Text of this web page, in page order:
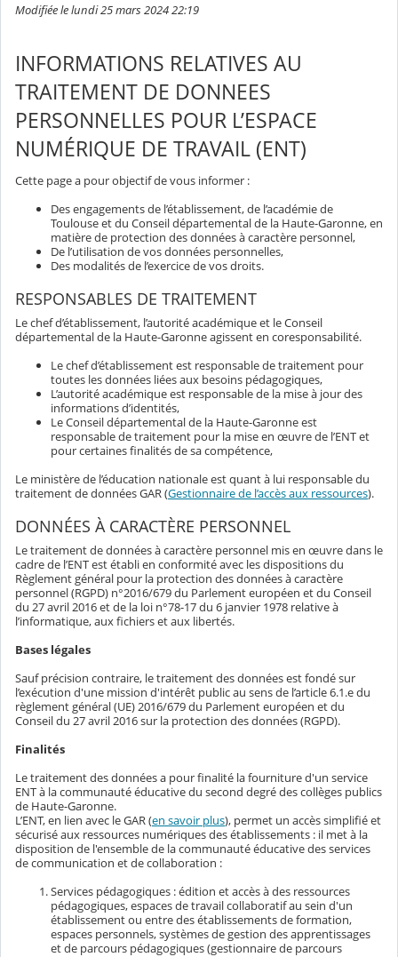
Modifiée le lundi 25 mars 2024 22:19
INFORMATIONS RELATIVES AU
TRAITEMENT DE DONNEES
PERSONNELLES POUR L’ESPACE
NUMÉRIQUE DE TRAVAIL (ENT)
Cette page a pour objectif de vous informer :
Des engagements de l’établissement, de l’académie de
Toulouse et du Conseil départemental de la Haute-Garonne, en
matière de protection des données à caractère personnel,
De l’utilisation de vos données personnelles,
Des modalités de l’exercice de vos droits.
RESPONSABLES DE TRAITEMENT
Le chef d’établissement, l’autorité académique et le Conseil
départemental de la Haute-Garonne agissent en coresponsabilité.
Le chef d’établissement est responsable de traitement pour
toutes les données liées aux besoins pédagogiques,
L’autorité académique est responsable de la mise à jour des
informations d’identités,
Le Conseil départemental de la Haute-Garonne est
responsable de traitement pour la mise en œuvre de l’ENT et
pour certaines finalités de sa compétence,
Le ministère de l’éducation nationale est quant à lui responsable du
traitement de données GAR (Gestionnaire de l’accès aux ressources).
DONNÉES À CARACTÈRE PERSONNEL
Le traitement de données à caractère personnel mis en œuvre dans le
cadre de l’ENT est établi en conformité avec les dispositions du
Règlement général pour la protection des données à caractère
personnel (RGPD) n°2016/679 du Parlement européen et du Conseil
du 27 avril 2016 et de la loi n°78-17 du 6 janvier 1978 relative à
l’informatique, aux fichiers et aux libertés.
Bases légales
Sauf précision contraire, le traitement des données est fondé sur
l’exécution d'une mission d'intérêt public au sens de l’article 6.1.e du
règlement général (UE) 2016/679 du Parlement européen et du
Conseil du 27 avril 2016 sur la protection des données (RGPD).
Finalités
Le traitement des données a pour finalité la fourniture d'un service
ENT à la communauté éducative du second degré des collèges publics
de Haute-Garonne.
L’ENT, en lien avec le GAR (en savoir plus), permet un accès simplifié et
sécurisé aux ressources numériques des établissements : il met à la
disposition de l'ensemble de la communauté éducative des services
de communication et de collaboration :
Services pédagogiques : édition et accès à des ressources
pédagogiques, espaces de travail collaboratif au sein d'un
établissement ou entre des établissements de formation,
espaces personnels, systèmes de gestion des apprentissages
et de parcours pédagogiques (gestionnaire de parcours